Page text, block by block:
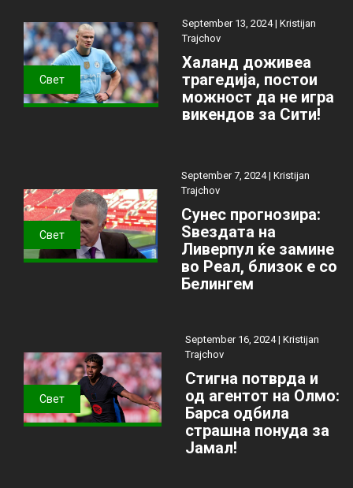
Свет
September 13, 2024 | Kristijan
Trajchov
Халанд доживеа
трагедија, постои
можност да не игра
викендов за Сити!
Свет
September 7, 2024 | Kristijan
Trajchov
Сунес прогнозира:
Ѕвездата на
Ливерпул ќе замине
во Реал, близок е со
Белингем
Свет
September 16, 2024 | Kristijan
Trajchov
Стигна потврда и
од агентот на Олмо:
Барса одбила
страшна понуда за
Јамал!